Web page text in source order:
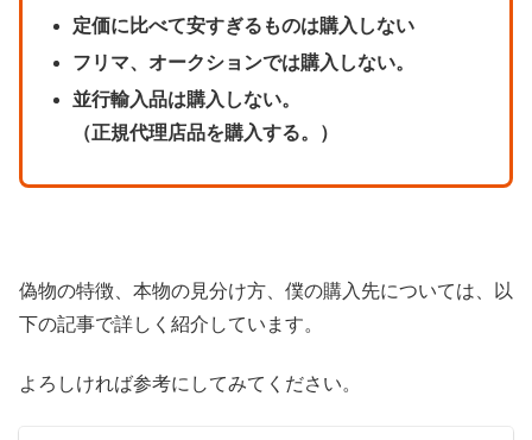
定価に比べて安すぎるものは購入しない
フリマ、オークションでは購入しない。
並行輸入品は購入しない。
（正規代理店品を購入する。）
偽物の特徴、本物の見分け方、僕の購入先については、以
下の記事で詳しく紹介しています。
よろしければ参考にしてみてください。